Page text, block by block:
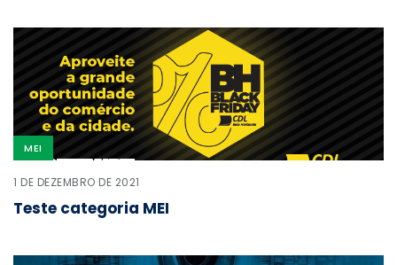
MEI
1 DE DEZEMBRO DE 2021
Teste categoria MEI